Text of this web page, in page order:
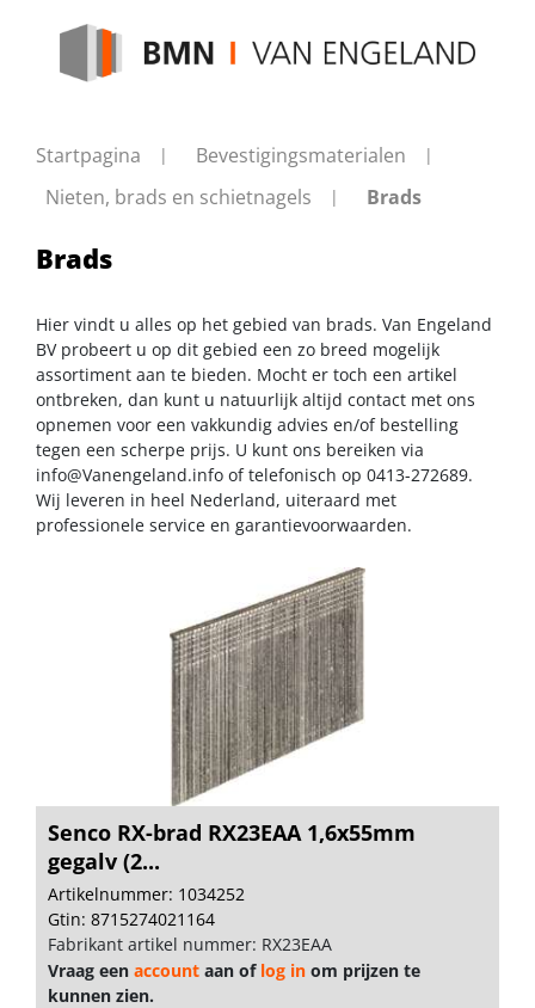
Startpagina
Bevestigingsmaterialen
Nieten, brads en schietnagels
Brads
Brads
Hier vindt u alles op het gebied van brads. Van Engeland
BV probeert u op dit gebied een zo breed mogelijk
assortiment aan te bieden. Mocht er toch een artikel
ontbreken, dan kunt u natuurlijk altijd contact met ons
opnemen voor een vakkundig advies en/of bestelling
tegen een scherpe prijs. U kunt ons bereiken via
info@Vanengeland.info of telefonisch op 0413-272689.
Wij leveren in heel Nederland, uiteraard met
professionele service en garantievoorwaarden.
Senco RX-brad RX23EAA 1,6x55mm
gegalv (2...
Artikelnummer: 1034252
Gtin: 8715274021164
Fabrikant artikel nummer: RX23EAA
Vraag een account aan of log in om prijzen te
kunnen zien.